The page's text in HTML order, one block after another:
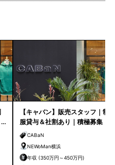
【キャバン】販売スタッフ｜制
服貸与＆社割あり｜積極募集｜
NEWoMan横浜
CABaN
NEWoMan横浜
年収 (350万円～450万円)